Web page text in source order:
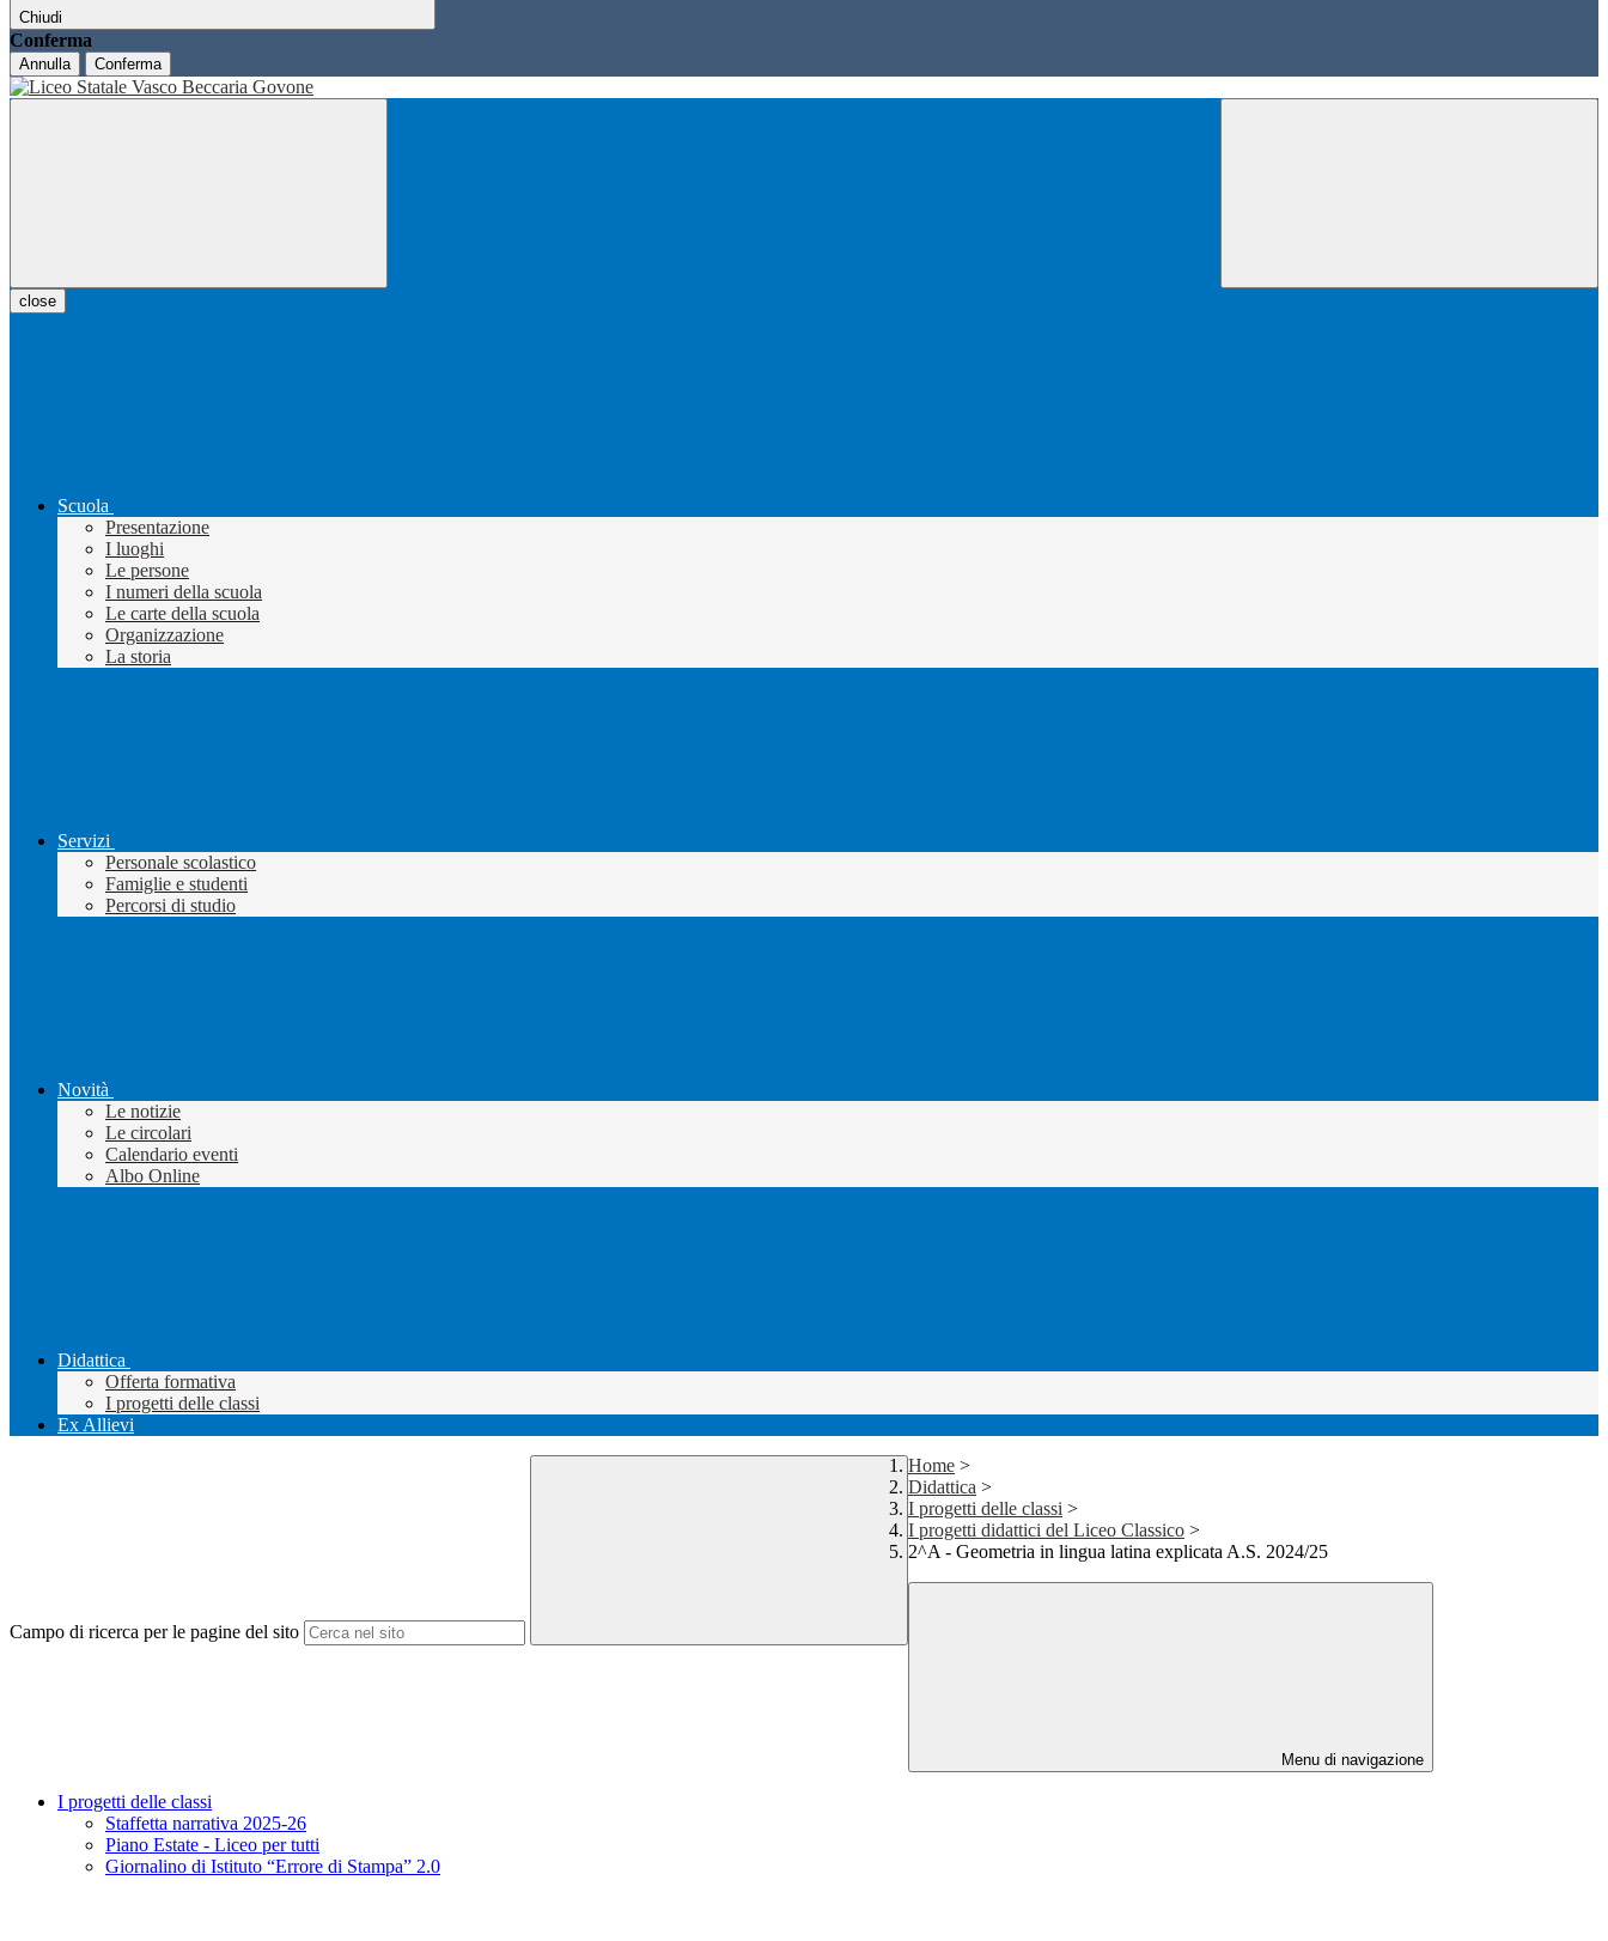
Chiudi
Conferma
Annulla Conferma
close
Scuola
Presentazione
I luoghi
Le persone
I numeri della scuola
Le carte della scuola
Organizzazione
La storia
Servizi
Personale scolastico
Famiglie e studenti
Percorsi di studio
Novità
Le notizie
Le circolari
Calendario eventi
Albo Online
Didattica
Offerta formativa
I progetti delle classi
Ex Allievi
Campo di ricerca per le pagine del sito
Home >
Didattica >
I progetti delle classi >
I progetti didattici del Liceo Classico >
2^A - Geometria in lingua latina explicata A.S. 2024/25
Menu di navigazione
I progetti delle classi
Staffetta narrativa 2025-26
Piano Estate - Liceo per tutti
Giornalino di Istituto “Errore di Stampa” 2.0